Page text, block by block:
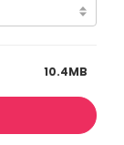
10.4MB